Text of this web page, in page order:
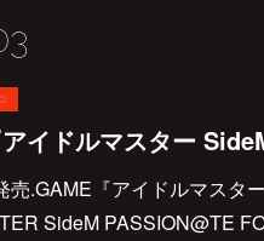
売.GAME『アイドルマスタ
SideM PASSION@TE